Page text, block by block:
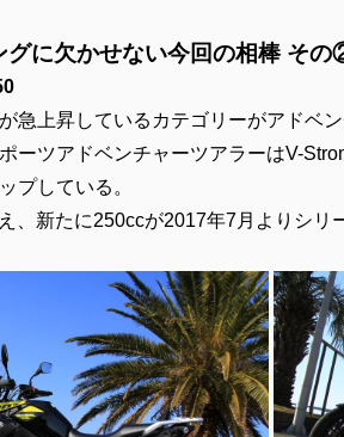
グに欠かせない今回の相棒 そ
急上昇しているカテゴリーがアドベ
ーツアドベンチャーツアラーはV-
プしている。
、新たに250ccが2017年7月よりシリ